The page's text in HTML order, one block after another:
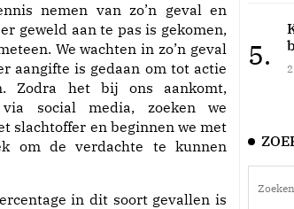
nemen van zo’n geval en
geweld aan te pas is gekomen,
We wachten in zo’n geval
aangifte is gedaan om tot actie
Zodra het bij ons aankomt,
via social media, zoeken we
slachtoffer en beginnen we met
om de verdachte te kunnen
in dit soort gevallen is
5.